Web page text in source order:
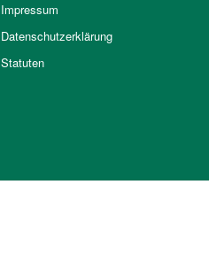
Impressum
Datenschutzerklärung
Statuten